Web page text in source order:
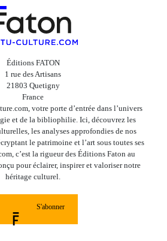
Éditions FATON
1 rue des Artisans
21803 Quetigny
France
votre porte d’entrée dans l’univers
et de la bibliophilie. Ici, découvrez les
les analyses approfondies de nos
le patrimoine et l’art sous toutes ses
c’est la rigueur des Éditions Faton au
pour éclairer, inspirer et valoriser notre
héritage culturel.
S'abonner